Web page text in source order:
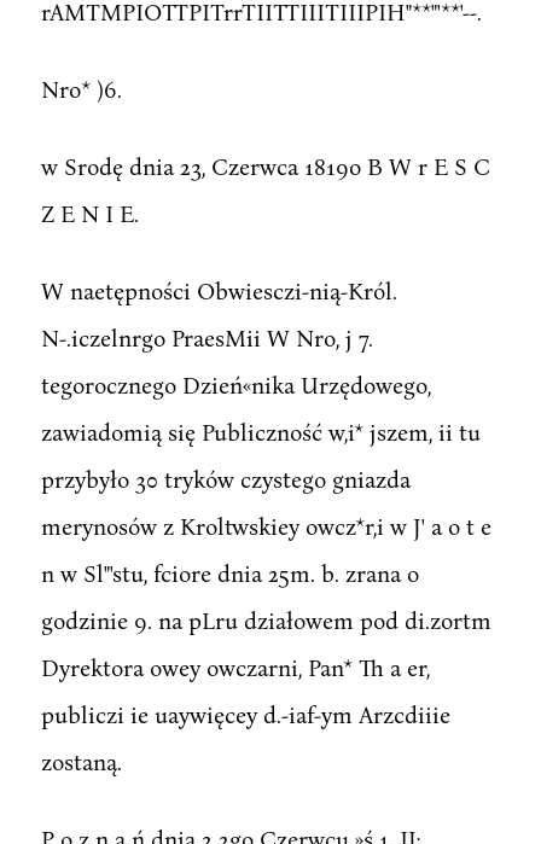
rAMTMPIOTTPITrrTIITTIIITIIIPIH"**"'**'--.
Nro* )6.
w Srodę dnia 23, Czerwca 1819o B W r E S C
Z E N I E.
W naetępności Obwiesczi-nią-Król.
N-.iczelnrgo PraesMii W Nro, j 7.
tegorocznego Dzień«nika Urzędowego,
zawiadomią się Publiczność w,i* jszem, ii tu
przybyło 30 tryków czystego gniazda
merynosów z Kroltwskiey owcz*r,i w J' a o t e
n w Sl"'stu, fciore dnia 25m. b. zrana o
godzinie 9. na pLru działowem pod di.zortm
Dyrektora owey owczarni, Pan* Th a er,
publiczi ie uaywięcey d.-iaf-ym Arzcdiiie
zostaną.
P o z n a ń dnia 2 2go Czerwcu »ś 1 .IJ;.